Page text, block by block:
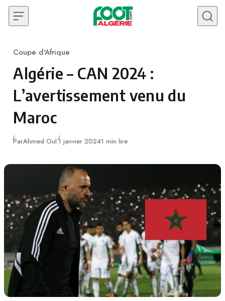
Skip to content
Category
Coupe d'Afrique
Algérie – CAN 2024 :
L’avertissement venu du
Maroc
ParAhmed Oul.Publié
1 janvier 20241 min lire